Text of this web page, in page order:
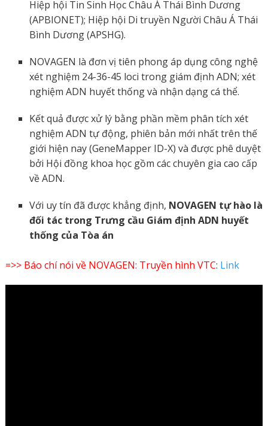
Hiệp hội Tin Sinh Học Châu Á Thái Bình Dương
(APBIONET); Hiệp hội Di truyền Người Châu Á Thái
Bình Dương (APSHG).
NOVAGEN là đơn vị tiên phong áp dụng công nghệ
xét nghiệm 24-36-45 loci trong giám định ADN; xét
nghiệm ADN huyết thống và nhận dạng cá thể.
​Kết quả được xử lý bằng phần mềm phân tích xét
nghiệm ADN tự động, phiên bản mới nhất trên thế
giới hiện nay (GeneMapper ID-X) và được phê duyệt
bởi Hội đồng khoa học gồm các chuyên gia cao cấp
về ADN.
Với uy tín đã được khẳng định, NOVAGEN tự hào là
đối tác trong Trưng cầu Giám định ADN huyết
thống của Tòa án
=>> Báo chí nói về NOVAGEN: Truyền hình VTC: Link